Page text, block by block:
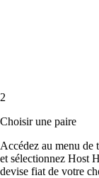
2
Choisir une paire
Accédez au menu de
et sélectionnez Host
devise fiat de votre